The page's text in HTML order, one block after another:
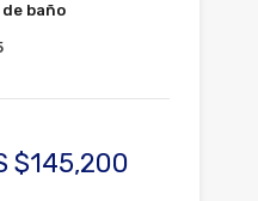
baño
$145,200